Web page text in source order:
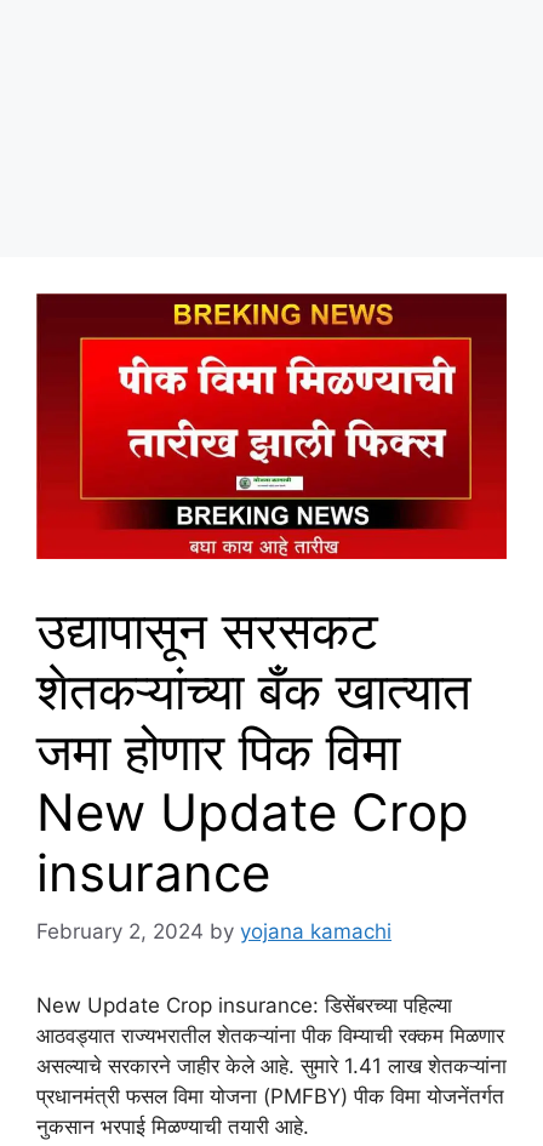
उद्यापासून सरसकट
शेतकऱ्यांच्या बँक खात्यात
जमा होणार पिक विमा
New Update Crop
insurance
February 2, 2024 by yojana kamachi
New Update Crop insurance: डिसेंबरच्या पहिल्या
आठवड्यात राज्यभरातील शेतकऱ्यांना पीक विम्याची रक्कम मिळणार
असल्याचे सरकारने जाहीर केले आहे. सुमारे 1.41 लाख शेतकऱ्यांना
प्रधानमंत्री फसल विमा योजना (PMFBY) पीक विमा योजनेंतर्गत
नुकसान भरपाई मिळण्याची तयारी आहे.